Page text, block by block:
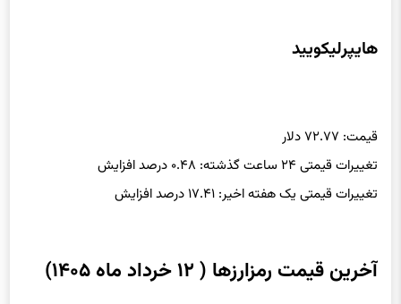
هایپرلیکویید
قیمت: ۷۲.۷۷ دلار
تغییرات قیمتی ۲۴ ساعت گذشته: ۰.۴۸ درصد افزایش
تغییرات قیمتی یک هفته اخیر: ۱۷.۴۱ درصد افزایش
آخرین قیمت رمزارزها ( ۱۲ خرداد ماه ۱۴۰۵)